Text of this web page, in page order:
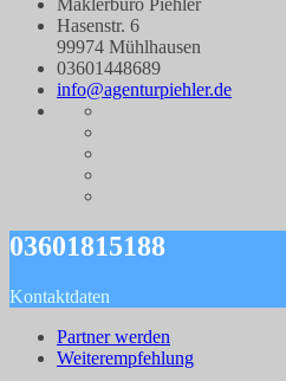
Maklerbüro Piehler
Hasenstr. 6
99974 Mühlhausen
03601448689
info@agenturpiehler.de
03601815188
Kontaktdaten
Partner werden
Weiterempfehlung